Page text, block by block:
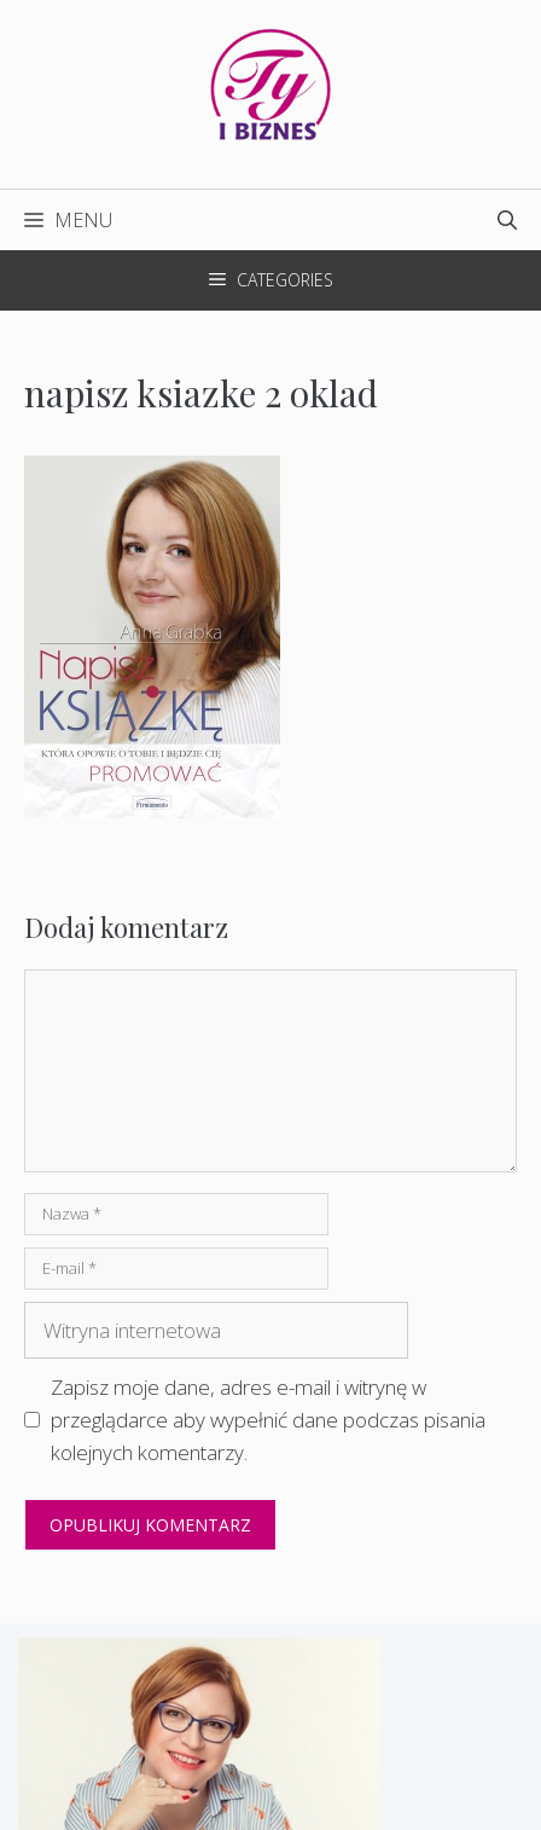
MENU
CATEGORIES
napisz ksiazke 2 oklad
Dodaj komentarz
Nazwa
mail
internetowa
Zapisz moje dane, adres e-mail i witrynę w
przeglądarce aby wypełnić dane podczas pisania
kolejnych komentarzy.